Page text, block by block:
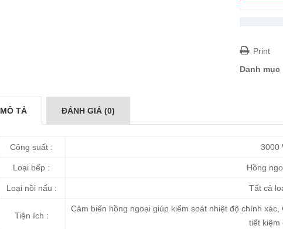
Print
Danh mục
MÔ TẢ ĐÁNH GIÁ (0)
Công suất : 3000
Loại bếp : Hồng
Loại nồi nấu : Tất cả
Tiện ích :
Cảm biến hồng ngoại giúp kiểm soát nhiệt độ chính
tiết kiệm